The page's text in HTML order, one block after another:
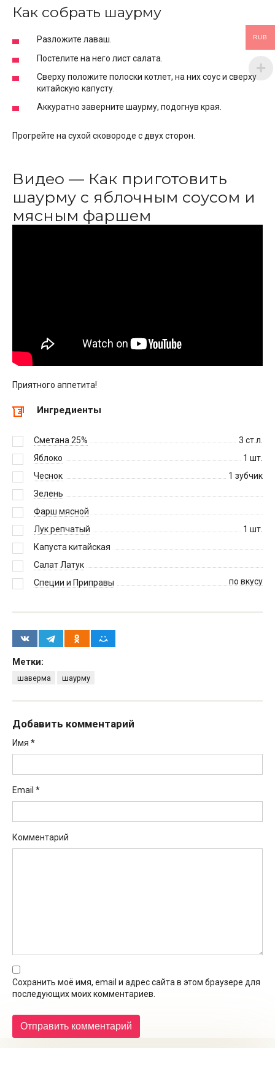
Как собрать шаурму
Разложите лаваш.
Постелите на него лист салата.
Сверху положите полоски котлет, на них соус и сверху
китайскую капусту.
Аккуратно заверните шаурму, подогнув края.
Прогрейте на сухой сковороде с двух сторон.
Видео — Как приготовить
шаурму с яблочным соусом и
мясным фаршем
Приятного аппетита!
Ингредиенты
Сметана 25% 3 ст.л.
Яблоко
1 шт.
Чеснок
1 зубчик
Зелень
Фарш мясной
Лук репчатый
1 шт.
Капуста китайская
Салат Латук
Специи и Приправы
по вкусу
Метки:
шаверма шаурму
Добавить комментарий
Имя *
Email *
Комментарий
Сохранить моё имя, email и адрес сайта в этом браузере для
последующих моих комментариев.
RUB